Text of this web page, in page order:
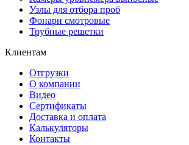
Узлы для отбора проб
Фонари смотровые
Трубные решетки
Клиентам
Отгрузки
О компании
Видео
Сертификаты
Доставка и оплата
Калькуляторы
Контакты